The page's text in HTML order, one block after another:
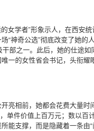
女学者”形象示人，在西安
“神奇公选”彻底改变了她的
部之一。此后，她的仕途
一的女性省会书记，头衔耀
亮相前，她都会花费大量时
单件价值上百万元；数以百
支撑，而是隐藏着一条由“